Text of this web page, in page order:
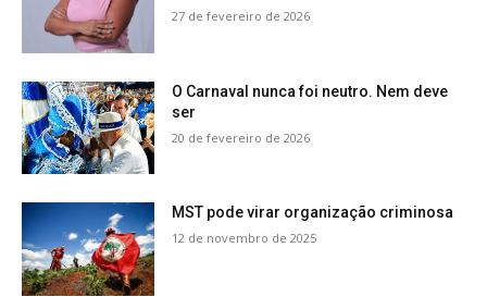
27 de fevereiro de 2026
O Carnaval nunca foi neutro. Nem deve
ser
20 de fevereiro de 2026
MST pode virar organização criminosa
12 de novembro de 2025